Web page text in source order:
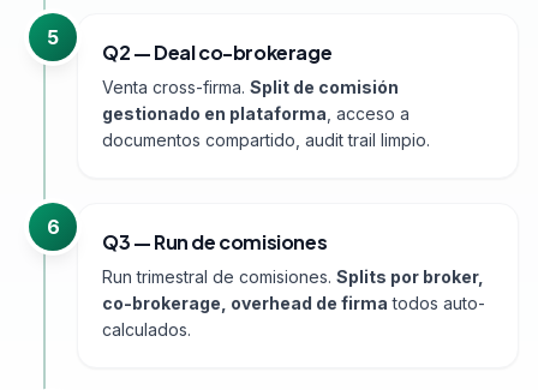
5
Q2 — Deal co-brokerage
Venta cross-firma. Split de comisión
gestionado en plataforma , acceso a
documentos compartido, audit trail limpio.
6
Q3 — Run de comisiones
Run trimestral de comisiones. Splits por broker,
co-brokerage, overhead de firma todos auto-
calculados.